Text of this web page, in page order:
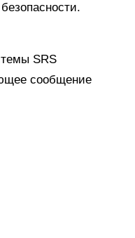
SRS
сообщение